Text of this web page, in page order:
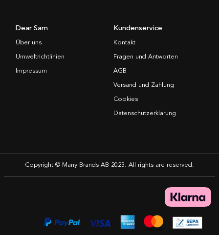
Dear Sam
Über uns
Umweltrichtlinien
Impressum
Kundenservice
Kontakt
Fragen und Antworten
AGB
Versand und Zahlung
Cookies
Datenschutzerklärung
Copyright © Many Brands AB 2023. All rights are reserved.